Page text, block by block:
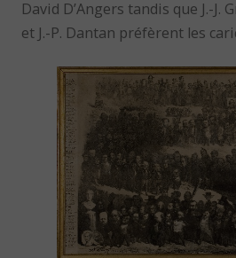
David D’Angers tandis que J.-J.
et J.-P. Dantan préfèrent les